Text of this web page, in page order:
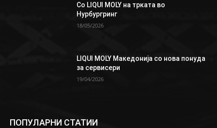
Со LIQUI MOLY на трката во
Нурбургринг
18/05/2026
LIQUI MOLY Македонија со нова понуда
за сервисери
19/04/2026
ПОПУЛАРНИ СТАТИИ